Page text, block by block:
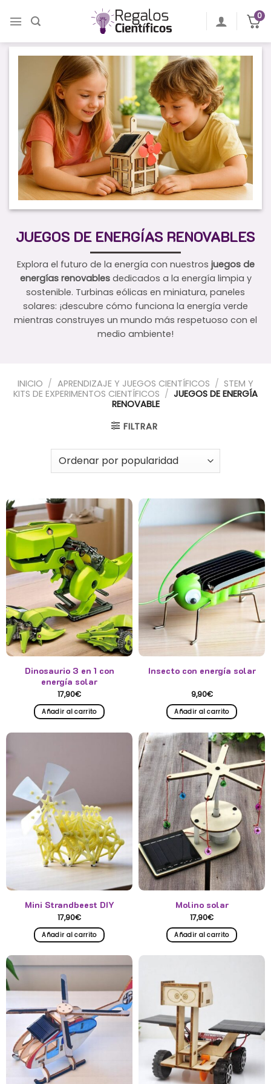
0
JUEGOS DE ENERGÍAS RENOVABLES
Explora el futuro de la energía con nuestros juegos de
energías renovablesdedicados a la energía limpia y
sostenible. Turbinas eólicas en miniatura, paneles
solares: ¡descubre cómo funciona la energía verde
mientras construyes un mundo más respetuoso con el
medio ambiente!
INICIO / APRENDIZAJE Y JUEGOS CIENTÍFICOS / STEM Y
KITS DE EXPERIMENTOS CIENTÍFICOS / JUEGOS DE ENERGÍA
RENOVABLE
FILTRAR
Dinosaurio 3 en 1 con
energía solar
17,90€
Añadir al carrito
Insecto con energía solar
9,90€
Añadir al carrito
Mini Strandbeest DIY
17,90€
Añadir al carrito
Molino solar
17,90€
Añadir al carrito